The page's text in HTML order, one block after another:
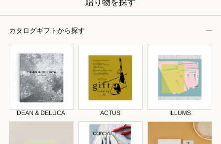
贈り物を探す
カタログギフトから探す
DEAN & DELUCA ACTUS ILLUMS